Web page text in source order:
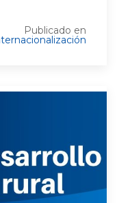
Publicado en